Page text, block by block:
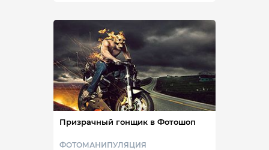
Призрачный гонщик в Фотошоп
ФОТОМАНИПУЛЯЦИЯ